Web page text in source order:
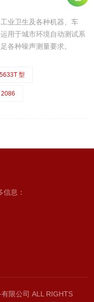
业卫生及各种机器、车
用于城市环境自动测试系
各种噪声测量要求。
型
2086
息：
限公司 ALL RIGHTS